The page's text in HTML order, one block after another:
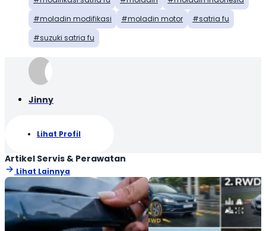
moladin modifikasi
moladin motor
satria fu
suzuki satria fu
Jinny
Lihat Profil
Artikel Servis & Perawatan
Lihat Lainnya